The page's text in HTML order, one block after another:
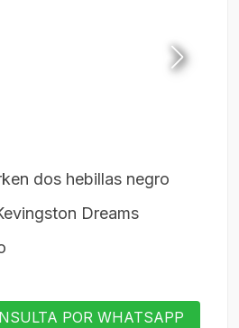
dos hebillas negro
Dreams
POR WHATSAPP